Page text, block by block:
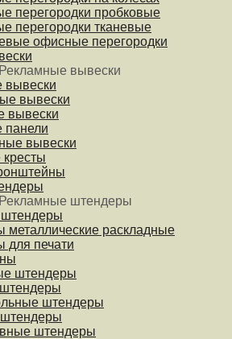
перегородки пробковые
перегородки тканевые
офисные перегородки
Рекламные вывески
вывески
вывески
вывески
панели
вывески
Рекламные штендеры
металлические раскладные
для печати
штендеры
штендеры
штендеры